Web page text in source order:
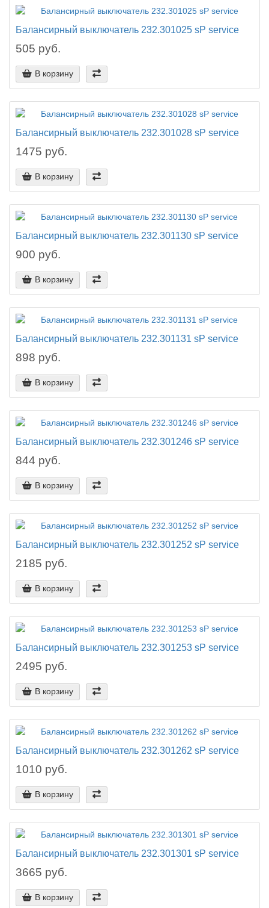
Балансирный выключатель 232.301025 sP service
505 руб.
В корзину
Балансирный выключатель 232.301028 sP service
1475 руб.
В корзину
Балансирный выключатель 232.301130 sP service
900 руб.
В корзину
Балансирный выключатель 232.301131 sP service
898 руб.
В корзину
Балансирный выключатель 232.301246 sP service
844 руб.
В корзину
Балансирный выключатель 232.301252 sP service
2185 руб.
В корзину
Балансирный выключатель 232.301253 sP service
2495 руб.
В корзину
Балансирный выключатель 232.301262 sP service
1010 руб.
В корзину
Балансирный выключатель 232.301301 sP service
3665 руб.
В корзину